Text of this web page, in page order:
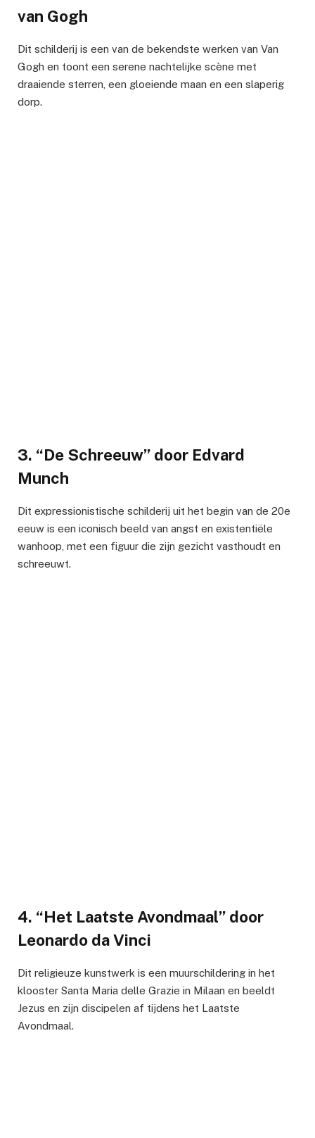
van Gogh
Dit schilderij is een van de bekendste werken van Van
Gogh en toont een serene nachtelijke scène met
draaiende sterren, een gloeiende maan en een slaperig
dorp.
3. “De Schreeuw” door Edvard
Munch
Dit expressionistische schilderij uit het begin van de 20e
eeuw is een iconisch beeld van angst en existentiële
wanhoop, met een figuur die zijn gezicht vasthoudt en
schreeuwt.
4. “Het Laatste Avondmaal” door
Leonardo da Vinci
Dit religieuze kunstwerk is een muurschildering in het
klooster Santa Maria delle Grazie in Milaan en beeldt
Jezus en zijn discipelen af tijdens het Laatste
Avondmaal.